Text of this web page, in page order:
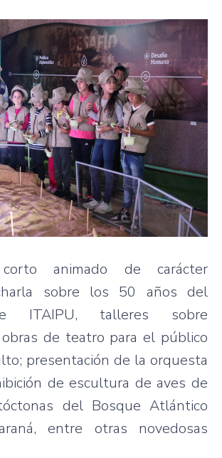
animado de carácter
sobre los 50 años del
ITAIPU, talleres sobre
de teatro para el público
presentación de la orquesta
de escultura de aves de
del Bosque Atlántico
entre otras novedosas